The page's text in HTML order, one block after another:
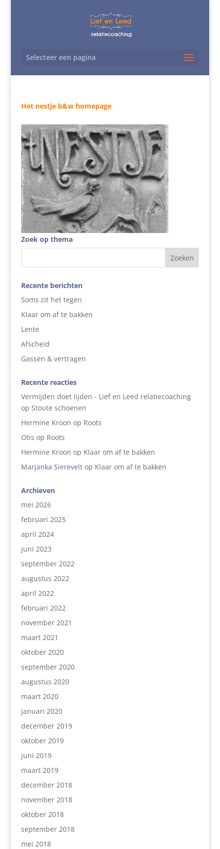
Selecteer een pagina
Het nestje b&w homepage
Zoek op thema
Recente berichten
Soms zit het tegen
Klaar om af te bakken
Lente
Afscheid
Gassen & vertragen
Recente reacties
Vermijden doet lijden - Lief en Leed relatiecoaching
op Stoute schoenen
Hermine Kroon op Roots
Otis op Roots
Hermine Kroon op Klaar om af te bakken
Marjanka Siereveltop Klaar om af te bakken
Archieven
mei 2026
februari 2025
april 2024
juni 2023
september 2022
augustus 2022
april 2022
februari 2022
november 2021
maart 2021
oktober 2020
september 2020
augustus 2020
maart 2020
januari 2020
december 2019
oktober 2019
juni 2019
maart 2019
december 2018
november 2018
oktober 2018
september 2018
mei 2018